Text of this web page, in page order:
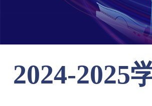
2024-2025